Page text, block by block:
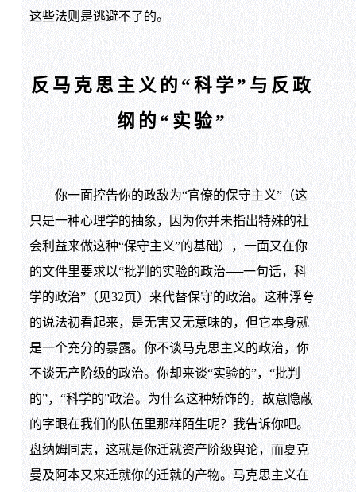
这些法则是逃避不了的。
反马克思主义的“科学”与反政
纲的“实验”
你一面控告你的政敌为“官僚的保守主义”（这
只是一种心理学的抽象，因为你并未指出特殊的社
会利益来做这种“保守主义”的基础），一面又在你
的文件里要求以“批判的实验的政治──一句话，科
学的政治”（见32页）来代替保守的政治。这种浮夸
的说法初看起来，是无害又无意味的，但它本身就
是一个充分的暴露。你不谈马克思主义的政治，你
不谈无产阶级的政治。你却来谈“实验的”，“批判
的”，“科学的”政治。为什么这种矫饰的，故意隐蔽
的字眼在我们的队伍里那样陌生呢？我告诉你吧。
盘纳姆同志，这就是你迁就资产阶级舆论，而夏克
曼及阿本又来迁就你的迁就的产物。马克思主义在